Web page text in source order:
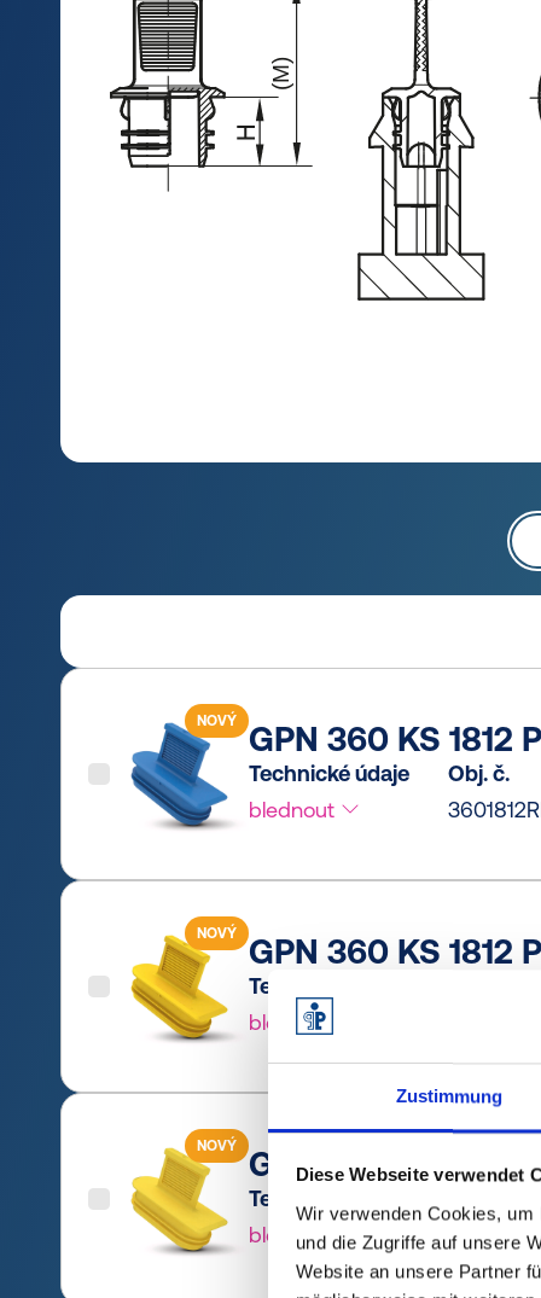
Zustimmung
Diese Webseite verwendet
Wir verwenden Cookies,
und die Zugriffe auf unsere
Website an unsere Partner
NOVÝ GPN 360 KS 1812
Technické údaje
blednout
Obj. č.
NOVÝ GPN 360 KS 1812
Technické údaje
blednout
NOVÝ GPN 360 KS 1812
Technické údaje
blednout